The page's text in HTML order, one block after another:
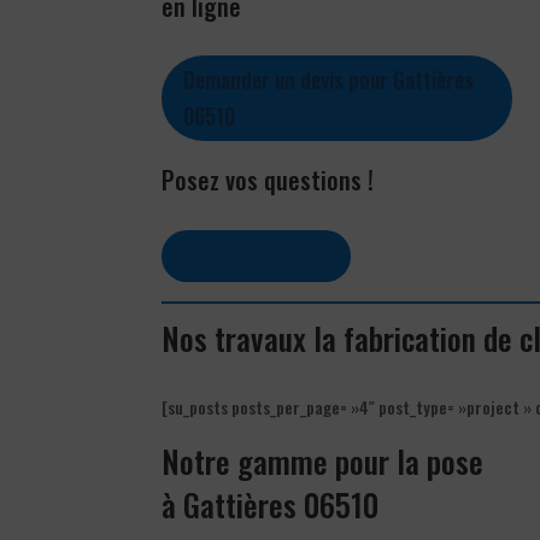
Posez vos questions !
Nos travaux la fabrication de
[su_posts posts_per_page= »4″ post_type= »project
Notre gamme pour la pose
à Gattières 06510